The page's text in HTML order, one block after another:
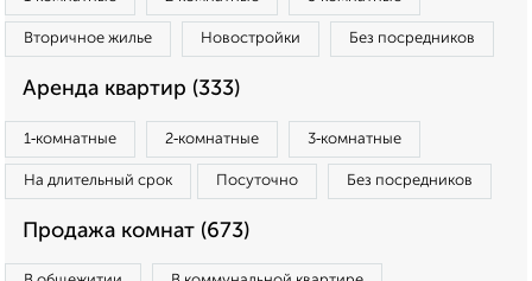
Вторичное жилье Новостройки Без посредников
Аренда квартир (333)
1‑комнатные 2‑комнатные 3‑комнатные
На длительный срок Посуточно Без посредников
Продажа комнат (673)